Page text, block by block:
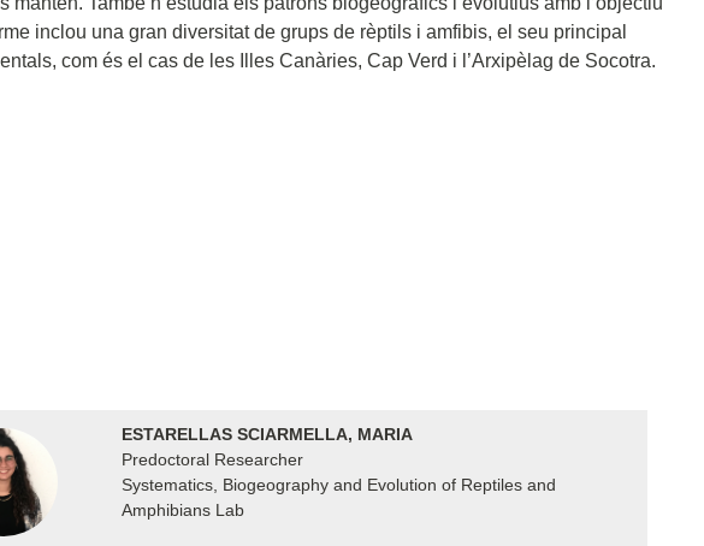
inclou una gran diversitat de grups de rèptils i amfibis, el seu principal
com és el cas de les Illes Canàries, Cap Verd i l’Arxipèlag de Socotra.
ESTARELLAS SCIARMELLA, MARIA
Predoctoral Researcher
Systematics, Biogeography and Evolution of Reptiles and
Amphibians Lab